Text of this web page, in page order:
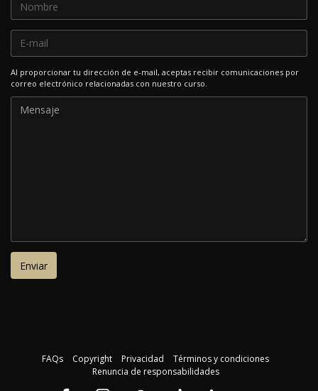
Al proporcionar tu dirección de e-mail, aceptas recibir comunicaciones por
correo electrónico relacionadas con nuestro curso.
FAQs Copyright Privacidad
Términos y condiciones
Renuncia de responsabilidades